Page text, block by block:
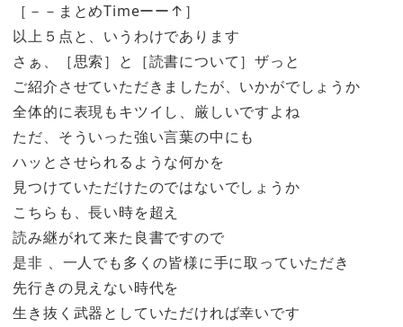
［－－まとめTimeーー↑］
以上５点と、いうわけであります
さぁ、［思索］と［読書について］ザっと
ご紹介させていただきましたが、いかがでしょうか
全体的に表現もキツイし、厳しいですよね
ただ、そういった強い言葉の中にも
ハッとさせられるような何かを
見つけていただけたのではないでしょうか
こちらも、長い時を超え
読み継がれて来た良書ですので
是非 、一人でも多くの皆様に手に取っていただき
先行きの見えない時代を
生き抜く武器としていただければ幸いです